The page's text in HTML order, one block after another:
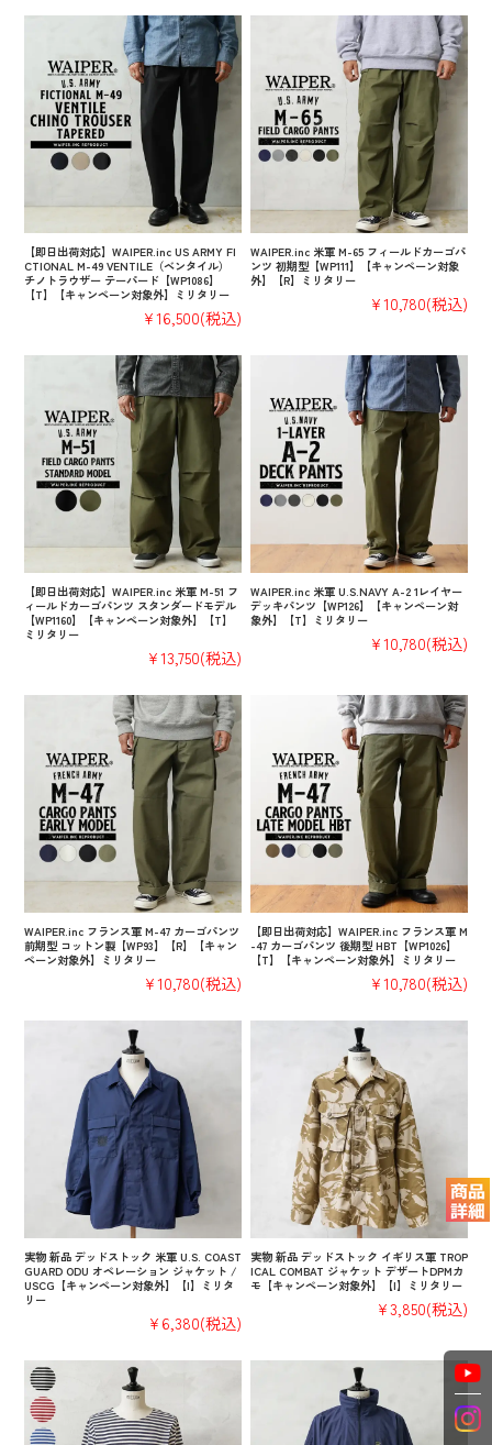
【即日出荷対応】WAIPER.inc US ARMY FI
CTIONAL M-49 VENTILE（ベンタイル）
チノトラウザー テーパード【WP1086】
【T】【キャンペーン対象外】ミリタリー
¥16,500(税込)
WAIPER.inc 米軍 M-65 フィールドカーゴパ
ンツ 初期型【WP111】【キャンペーン対象
外】【R】ミリタリー
¥10,780(税込)
【即日出荷対応】WAIPER.inc 米軍 M-51 フ
ィールドカーゴパンツ スタンダードモデル
【WP1160】【キャンペーン対象外】【T】
ミリタリー
¥13,750(税込)
WAIPER.inc 米軍 U.S.NAVY A-2 1レイヤー
デッキパンツ【WP126】【キャンペーン対
象外】【T】ミリタリー
¥10,780(税込)
WAIPER.inc フランス軍 M-47 カーゴパンツ
前期型 コットン製【WP93】【R】【キャン
ペーン対象外】ミリタリー
¥10,780(税込)
【即日出荷対応】WAIPER.inc フランス軍 M
-47 カーゴパンツ 後期型 HBT【WP1026】
【T】【キャンペーン対象外】ミリタリー
¥10,780(税込)
実物 新品 デッドストック 米軍 U.S. COAST
GUARD ODU オペレーション ジャケット /
USCG【キャンペーン対象外】【I】ミリタ
リー
¥6,380(税込)
実物 新品 デッドストック イギリス軍 TROP
ICAL COMBAT ジャケット デザートDPMカ
モ【キャンペーン対象外】【I】ミリタリー
¥3,850(税込)